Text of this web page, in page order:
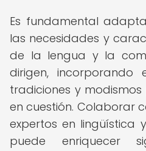
Es fundamental
las necesidades y
de la lengua y la
dirigen, incorporando
tradiciones y
en cuestión. Colaborar
expertos en lingüística
puede enriquecer